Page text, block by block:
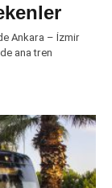
Ankara – İzmir
ana tren